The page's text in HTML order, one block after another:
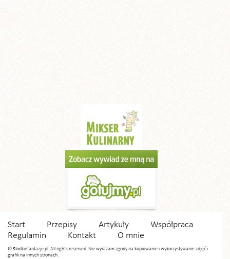
Start Przepisy Artykuły
Współpraca
Regulamin
Kontakt O mnie
© Slodkiefantazje.pl. All rights reserved. Nie wyrażam zgody na kopiowanie i wykorzystywanie zdjęć i
grafik na innych stronach.